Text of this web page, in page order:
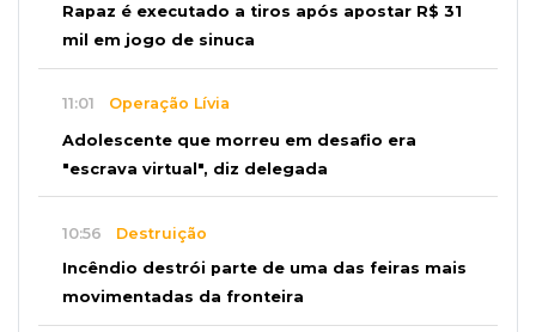
Rapaz é executado a tiros após apostar R$ 31
mil em jogo de sinuca
11:01 Operação Lívia
Adolescente que morreu em desafio era
"escrava virtual", diz delegada
10:56 Destruição
Incêndio destrói parte de uma das feiras mais
movimentadas da fronteira